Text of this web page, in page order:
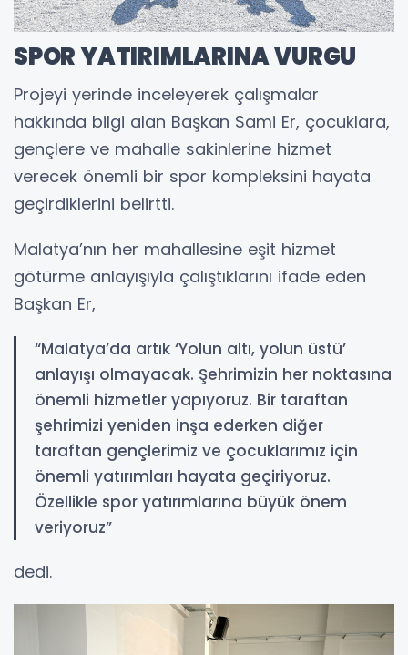
SPOR YATIRIMLARINA VURGU
Projeyi yerinde inceleyerek çalışmalar
hakkında bilgi alan Başkan Sami Er, çocuklara,
gençlere ve mahalle sakinlerine hizmet
verecek önemli bir spor kompleksini hayata
geçirdiklerini belirtti.
Malatya’nın her mahallesine eşit hizmet
götürme anlayışıyla çalıştıklarını ifade eden
Başkan Er,
“Malatya’da artık ‘Yolun altı, yolun üstü’
anlayışı olmayacak. Şehrimizin her noktasına
önemli hizmetler yapıyoruz. Bir taraftan
şehrimizi yeniden inşa ederken diğer
taraftan gençlerimiz ve çocuklarımız için
önemli yatırımları hayata geçiriyoruz.
Özellikle spor yatırımlarına büyük önem
veriyoruz”
dedi.